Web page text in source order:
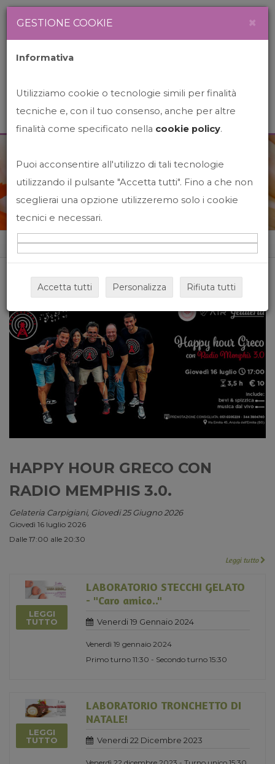
News&Events
Home News&events
HAPPY HOUR GRECO CON
RADIO MEMPHIS 3.0.
Gelateria Carpigiani, Giovedi 25 Giugno 2026
Giovedì 16 luglio 2026
Dalle 17:00 alle 20:30
Leggi tutto
LEGGI
TUTTO
LABORATORIO STECCHI GELATO
- "Caro amico.."
Venerdi 19 Gennaio 2024
Venerdì 19 gennaio 2024
Primo turno 11:30 - Secondo turno 15:30
LEGGI
TUTTO
LABORATORIO TRONCHETTO DI
NATALE!
Venerdi 22 Dicembre 2023
GESTIONE COOKIE ×
Informativa
Utilizziamo cookie o tecnologie simili per finalità
tecniche e, con il tuo consenso, anche per altre
finalità come specificato nella cookie policy.
Puoi acconsentire all'utilizzo di tali tecnologie
utilizzando il pulsante "Accetta tutti". Fino a che non
sceglierai una opzione utilizzeremo solo i cookie
tecnici e necessari.
Accetta tutti Personalizza Rifiuta tutti